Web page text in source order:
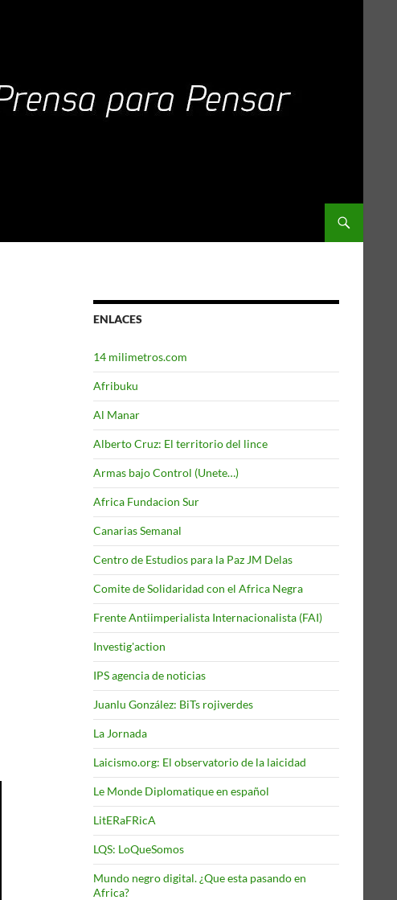
ENLACES
14 milimetros.com
Afribuku
Al Manar
Alberto Cruz: El territorio del lince
Armas bajo Control (Unete…)
Africa Fundacion Sur
Canarias Semanal
Centro de Estudios para la Paz JM Delas
Comite de Solidaridad con el Africa Negra
Frente Antiimperialista Internacionalista (FAI)
Investig'action
IPS agencia de noticias
Juanlu González: BiTs rojiverdes
La Jornada
Laicismo.org: El observatorio de la laicidad
Le Monde Diplomatique en español
LitERaFRicA
LQS: LoQueSomos
Mundo negro digital. ¿Que esta pasando en
Africa?